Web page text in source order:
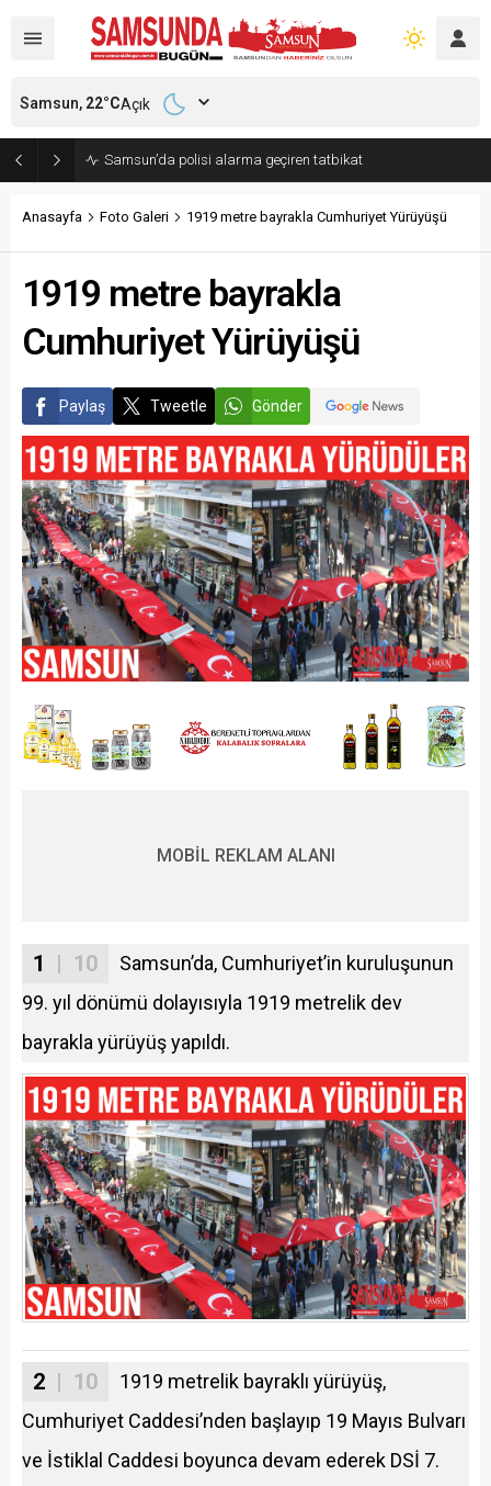
Kardeşini bıçaklayan genç tutuklandı
Samsun, 22°CAçık
Anasayfa Foto Galeri 1919 metre bayrakla Cumhuriyet Yürüyüşü
1919 metre bayrakla
Cumhuriyet Yürüyüşü
Paylaş Tweetle Gönder
MOBİL REKLAM ALANI
1 | 10
Samsun’da, Cumhuriyet’in kuruluşunun
99. yıl dönümü dolayısıyla 1919 metrelik dev
bayrakla yürüyüş yapıldı.
2 | 10
1919 metrelik bayraklı yürüyüş,
Cumhuriyet Caddesi’nden başlayıp 19 Mayıs Bulvarı
ve İstiklal Caddesi boyunca devam ederek DSİ 7.